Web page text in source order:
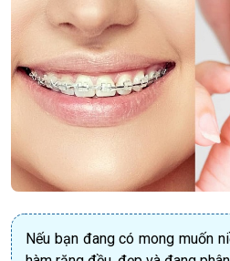
Nếu bạn đang có mong muốn